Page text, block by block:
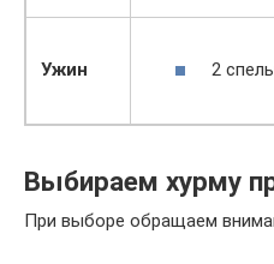
Ужин 2
Выбираем хурму
При выборе обращаем